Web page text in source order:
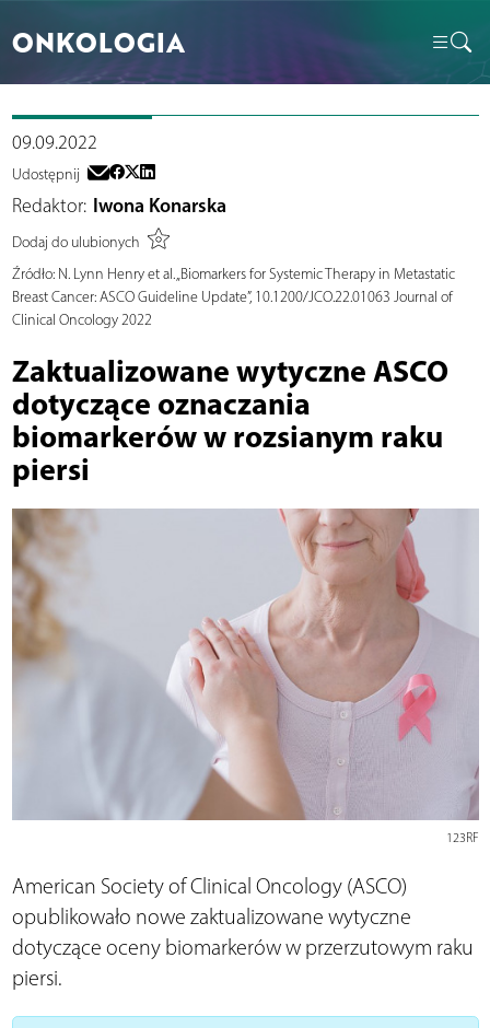
ONKOLOGIA
09.09.2022
Udostępnij
Redaktor: Iwona Konarska
Dodaj do ulubionych
Źródło:N. Lynn Henry et al. „Biomarkers for Systemic Therapy in Metastatic
Breast Cancer: ASCO Guideline Update”, 10.1200/JCO.22.01063 Journal of
Clinical Oncology 2022
Zaktualizowane wytyczne ASCO
dotyczące oznaczania
biomarkerów w rozsianym raku
piersi
123RF
American Society of Clinical Oncology (ASCO)
opublikowało nowe zaktualizowane wytyczne
dotyczące oceny biomarkerów w przerzutowym raku
piersi.